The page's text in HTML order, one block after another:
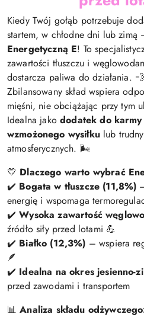
Kiedy Twój gołąb potrzebuje
startem, w chłodne dni lub
Energetyczną E! To
zawartości tłuszczu i
dostarcza paliwa do działania. 💨
Zbilansowany skład wspiera
mięśni, nie obciążając przy tym
Idealna jakododatek do
wzmożonego wysiłkulub
atmosferycznych. 🌬️
💛 Dlaczego warto wybrać
✔️ Bogata w tłuszcze (11,8%)
energię i wspomaga
✔️Wysoka zawartość
źródło siły przed lotami 💪
✔️ Białko (12,3%) – wspiera
🪶
✔️ Idealna na okres jesienno-
przed zawodami i transportem
📊Analiza składu